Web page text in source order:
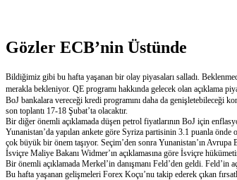
Gözler ECB’nin Üstünde
Bildiğimiz gibi bu hafta yaşanan bir olay piyasaları salladı.
merakla bekleniyor. QE programı hakkında gelecek olan açıklama
BoJ bankalara vereceği kredi programını daha da genişletebileceği
son toplantı 17-18 Şubat’ta olacaktır.
Bir diğer önemli açıklamada düşen petrol fiyatlarının BoJ için
Yunanistan’da yapılan ankete göre Syriza partisinin 3.1 puanla
çok büyük bir önem taşıyor. Seçim’den sonra Yunanistan’ın Avrupa
İsviçre Maliye Bakanı Widmer’ın açıklamasına göre İsviçre
Bir önemli açıklamada Merkel’in danışmanı Feld’den geldi.
Bu hafta yaşanan gelişmeleri Forex Koçu’nu takip ederek çıkan